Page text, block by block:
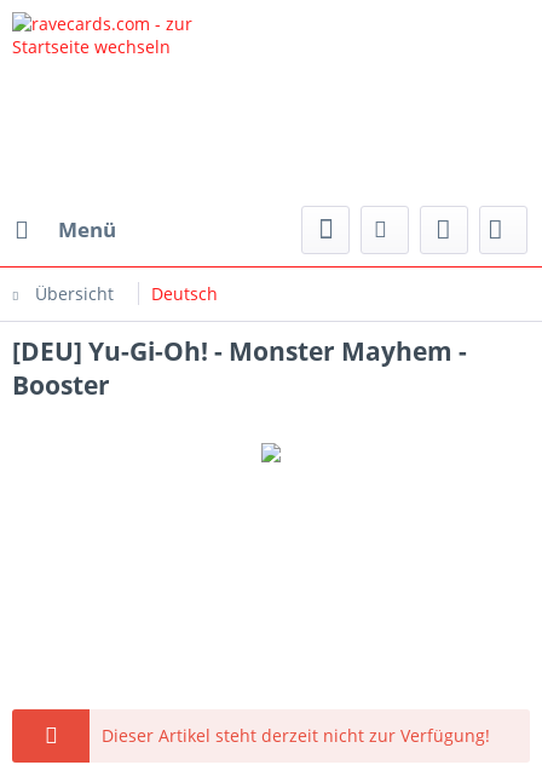
Menü
Übersicht Deutsch
[DEU] Yu-Gi-Oh! - Monster Mayhem -
Booster
Dieser Artikel steht derzeit nicht zur Verfügung!